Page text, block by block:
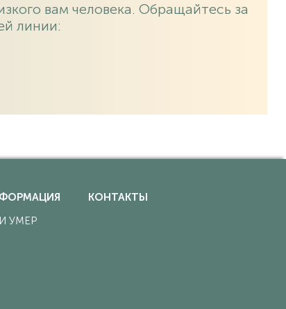
вам человека. Обращайтесь за
линии:
УМЕР
КОНТАКТЫ